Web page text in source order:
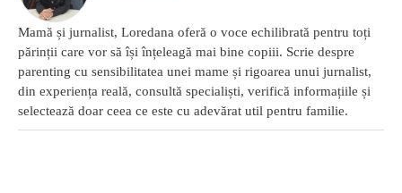
Mamă și jurnalist, Loredana oferă o voce echilibrată pentru toți
părinții care vor să își înțeleagă mai bine copiii. Scrie despre
parenting cu sensibilitatea unei mame și rigoarea unui jurnalist,
din experiența reală, consultă specialiști, verifică informațiile și
selectează doar ceea ce este cu adevărat util pentru familie.